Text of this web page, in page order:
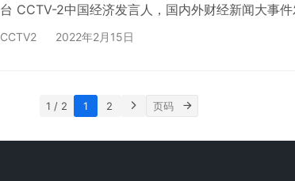
台 CCTV-2中国经济发言人，国内外财经新闻大事
CCTV-2在全国电视财经市场收视时长占比88.03%
CCTV2 2022年2月15日
1 / 2 1 2